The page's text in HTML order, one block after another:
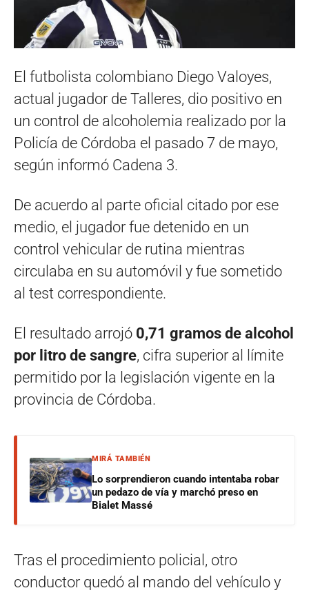
El futbolista colombiano Diego Valoyes,
actual jugador de Talleres, dio positivo en
un control de alcoholemia realizado por la
Policía de Córdoba el pasado 7 de mayo,
según informó Cadena 3.
De acuerdo al parte oficial citado por ese
medio, el jugador fue detenido en un
control vehicular de rutina mientras
circulaba en su automóvil y fue sometido
al test correspondiente.
El resultado arrojó 0,71 gramos de alcohol
por litro de sangre, cifra superior al límite
permitido por la legislación vigente en la
provincia de Córdoba.
MIRÁ TAMBIÉN
Lo sorprendieron cuando intentaba robar
un pedazo de vía y marchó preso en
Bialet Massé
Tras el procedimiento policial, otro
conductor quedó al mando del vehículo y